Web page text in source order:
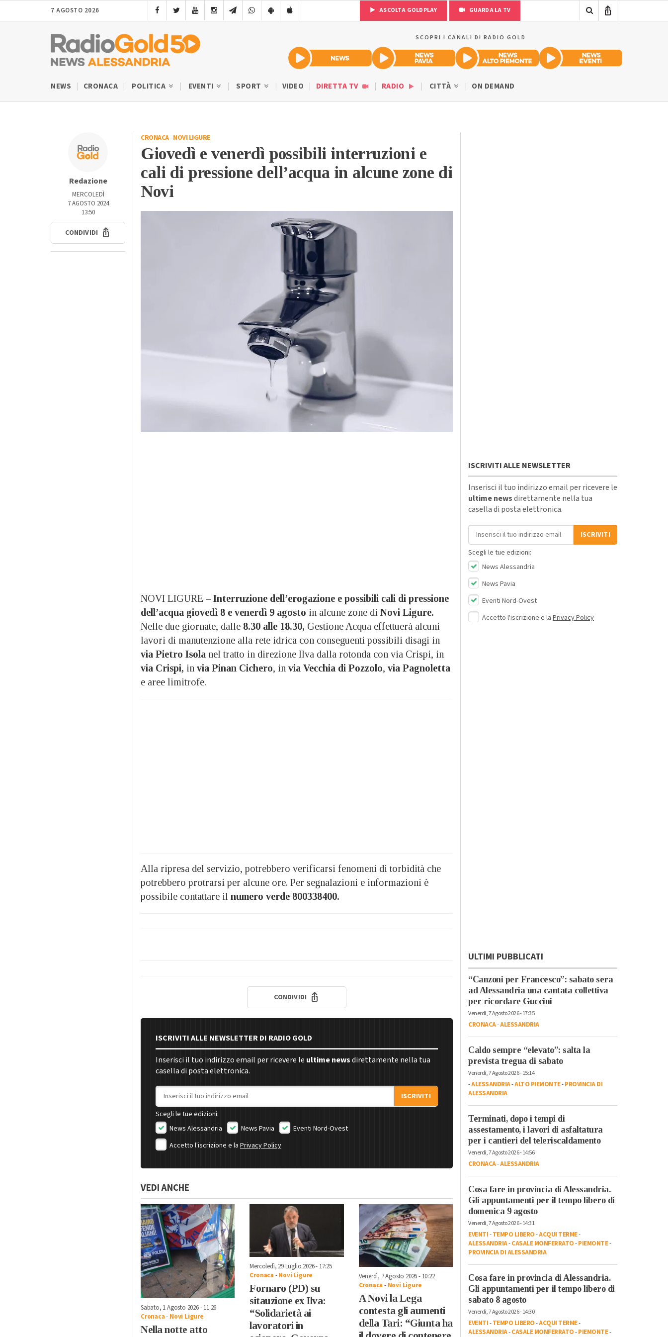
7 AGOSTO 2026 ASCOLTA GOLDPLAY GUARDA LA TV
SCOPRI I CANALI DI RADIO GOLD
NEWS CRONACA POLITICA EVENTI SPORT VIDEO DIRETTA TV RADIO CITTÀ ON DEMAND
Redazione
MERCOLEDÌ
7 AGOSTO 2024
13:50
CONDIVIDI
CRONACA-NOVI LIGURE
Giovedì e venerdì possibili interruzioni e
cali di pressione dell’acqua in alcune zone di
Novi
NOVI LIGURE – Interruzione dell’erogazione e possibili cali di pressione
dell’acqua giovedì 8 e venerdì 9 agosto in alcune zone di Novi Ligure.
Nelle due giornate, dalle 8.30 alle 18.30, Gestione Acqua effettuerà alcuni
lavori di manutenzione alla rete idrica con conseguenti possibili disagi in
via Pietro Isola nel tratto in direzione Ilva dalla rotonda con via Crispi, in
via Crispi, in via Pinan Cichero, in via Vecchia di Pozzolo, via Pagnoletta
e aree limitrofe.
Alla ripresa del servizio, potrebbero verificarsi fenomeni di torbidità che
potrebbero protrarsi per alcune ore. Per segnalazioni e informazioni è
possibile contattare il numero verde 800338400.
CONDIVIDI
ISCRIVITI ALLE NEWSLETTER DI RADIO GOLD
Inserisci il tuo indirizzo email per ricevere le ultime newsdirettamente nella tua
casella di posta elettronica.
Indirizzo email
ISCRIVITI
Scegli le tue edizioni:
News Alessandria
News Pavia
Eventi Nord-Ovest
Accetto l'iscrizione e la Privacy Policy
VEDI ANCHE
Sabato, 1 Agosto 2026 - 11:26
Cronaca- Novi Ligure
Nella notte atto
Mercoledì, 29 Luglio 2026 - 17:25
Cronaca -Novi Ligure
Fornaro (PD) su
sitauzione ex Ilva:
“Solidarietà ai
lavoratori in
Venerdì, 7 Agosto 2026 - 10:22
Cronaca - Novi Ligure
A Novi la Lega
contesta gli aumenti
della Tari: “Giunta ha
Martedì, 28 Luglio 2026 - 17:13
Cronaca -Novi Ligure-
Provincia di Alessandria
In fiamme alloggio a
ISCRIVITI ALLE NEWSLETTER
Inserisci il tuo indirizzo email per ricevere le
ultime newsdirettamente nella tua
casella di posta elettronica.
Indirizzo email
ISCRIVITI
Scegli le tue edizioni:
News Alessandria
News Pavia
Eventi Nord-Ovest
Accetto l'iscrizione e la Privacy Policy
ULTIMI PUBBLICATI
“Canzoni per Francesco”: sabato sera
ad Alessandria una cantata collettiva
per ricordare Guccini
Venerdì, 7 Agosto 2026 - 17:35
CRONACA-ALESSANDRIA
Caldo sempre “elevato”: salta la
prevista tregua di sabato
Venerdì, 7 Agosto 2026 - 15:14
-ALESSANDRIA-ALTO PIEMONTE-PROVINCIA DI
ALESSANDRIA
Terminati, dopo i tempi di
assestamento, i lavori di asfaltatura
per i cantieri del teleriscaldamento
Venerdì, 7 Agosto 2026 - 14:56
CRONACA-ALESSANDRIA
Cosa fare in provincia di Alessandria.
Gli appuntamenti per il tempo libero di
domenica 9 agosto
Venerdì, 7 Agosto 2026 - 14:31
EVENTI-TEMPO LIBERO-ACQUI TERME-
ALESSANDRIA-CASALE MONFERRATO-PIEMONTE-
PROVINCIA DI ALESSANDRIA
Cosa fare in provincia di Alessandria.
Gli appuntamenti per il tempo libero di
sabato 8 agosto
Venerdì, 7 Agosto 2026 - 14:30
EVENTI-TEMPO LIBERO-ACQUI TERME-
ALESSANDRIA-CASALE MONFERRATO-PIEMONTE-